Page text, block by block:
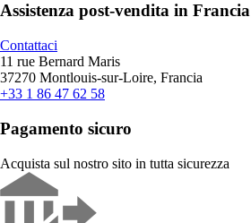
Assistenza post-vendita in Francia
Contattaci
11 rue Bernard Maris
37270 Montlouis-sur-Loire, Francia
+33 1 86 47 62 58
Pagamento sicuro
Acquista sul nostro sito in tutta sicurezza